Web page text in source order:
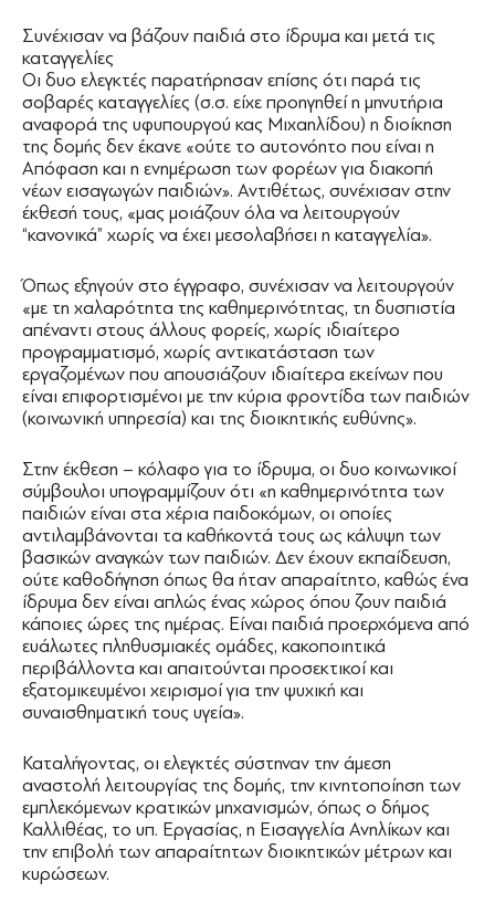
Συνέχισαν να βάζουν παιδιά στο ίδρυμα και μετά τις
καταγγελίες
Οι δυο ελεγκτές παρατήρησαν επίσης ότι παρά τις
σοβαρές καταγγελίες (σ.σ. είχε προηγηθεί η μηνυτήρια
αναφορά της υφυπουργού κας Μιχαηλίδου) η διοίκηση
της δομής δεν έκανε «ούτε το αυτονόητο που είναι η
Απόφαση και η ενημέρωση των φορέων για διακοπή
νέων εισαγωγών παιδιών». Αντιθέτως, συνέχισαν στην
έκθεσή τους, «μας μοιάζουν όλα να λειτουργούν
“κανονικά” χωρίς να έχει μεσολαβήσει η καταγγελία».
Όπως εξηγούν στο έγγραφο, συνέχισαν να λειτουργούν
«με τη χαλαρότητα της καθημερινότητας, τη δυσπιστία
απέναντι στους άλλους φορείς, χωρίς ιδιαίτερο
προγραμματισμό, χωρίς αντικατάσταση των
εργαζομένων που απουσιάζουν ιδιαίτερα εκείνων που
είναι επιφορτισμένοι με την κύρια φροντίδα των παιδιών
(κοινωνική υπηρεσία) και της διοικητικής ευθύνης».
Στην έκθεση – κόλαφο για το ίδρυμα, οι δυο κοινωνικοί
σύμβουλοι υπογραμμίζουν ότι «η καθημερινότητα των
παιδιών είναι στα χέρια παιδοκόμων, οι οποίες
αντιλαμβάνονται τα καθήκοντά τους ως κάλυψη των
βασικών αναγκών των παιδιών. Δεν έχουν εκπαίδευση,
ούτε καθοδήγηση όπως θα ήταν απαραίτητο, καθώς ένα
ίδρυμα δεν είναι απλώς ένας χώρος όπου ζουν παιδιά
κάποιες ώρες της ημέρας. Είναι παιδιά προερχόμενα από
ευάλωτες πληθυσμιακές ομάδες, κακοποιητικά
περιβάλλοντα και απαιτούνται προσεκτικοί και
εξατομικευμένοι χειρισμοί για την ψυχική και
συναισθηματική τους υγεία».
Καταλήγοντας, οι ελεγκτές σύστηναν την άμεση
αναστολή λειτουργίας της δομής, την κινητοποίηση των
εμπλεκόμενων κρατικών μηχανισμών, όπως ο δήμος
Καλλιθέας, το υπ. Εργασίας, η Εισαγγελία Ανηλίκων και
την επιβολή των απαραίτητων διοικητικών μέτρων και
κυρώσεων.